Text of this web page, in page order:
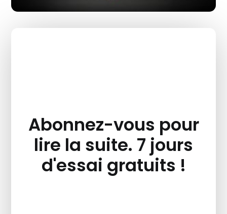
Abonnez-vous pour
lire la suite. 7 jours
d'essai gratuits !